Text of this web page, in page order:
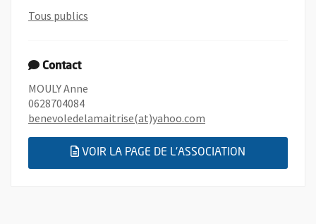
Tous publics
Contact
MOULY Anne
0628704084
benevoledelamaitrise(at)yahoo.com
VOIR LA PAGE DE L'ASSOCIATION